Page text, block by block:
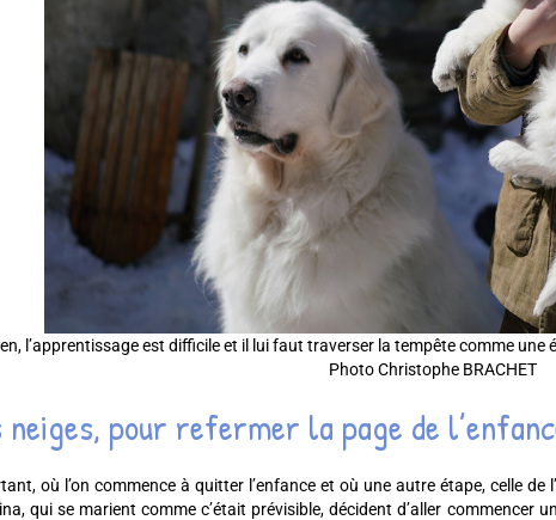
l’apprentissage est difficile et il lui faut traverser la tempête comme
Photo Christophe BRACHET
pour refermer la page de
où l’on commence à quitter l’enfance et où une autre étape, celle
qui se marient comme c’était prévisible, décident d’aller commencer